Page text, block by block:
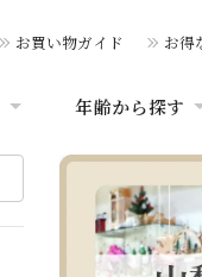
お買い物ガイド お得
年齢から探す